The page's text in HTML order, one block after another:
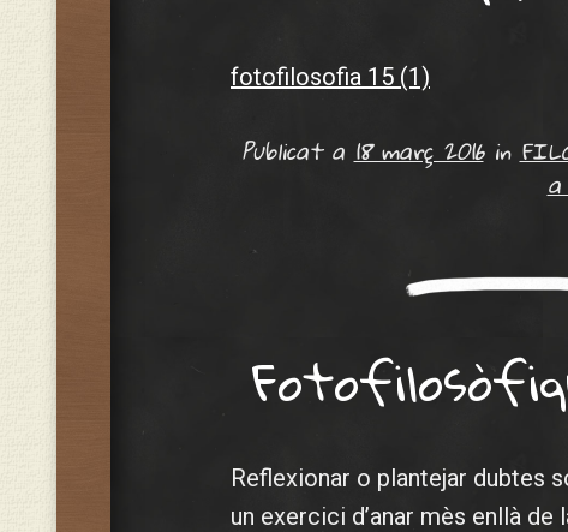
fotofilosofia 15 (1)
Publicat a18 març 2016 in
a
Reflexionar o plantejar dubtes
un exercici d’anar mès enllà